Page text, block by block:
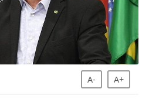
A- A+